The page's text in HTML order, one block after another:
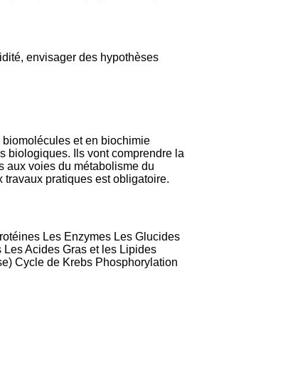
envisager des hypothèses
et en biochimie
biologiques. Ils vont comprendre la
aux voies du métabolisme du
pratiques est obligatoire.
Les Enzymes Les Glucides
Acides Gras et les Lipides
Cycle de Krebs Phosphorylation